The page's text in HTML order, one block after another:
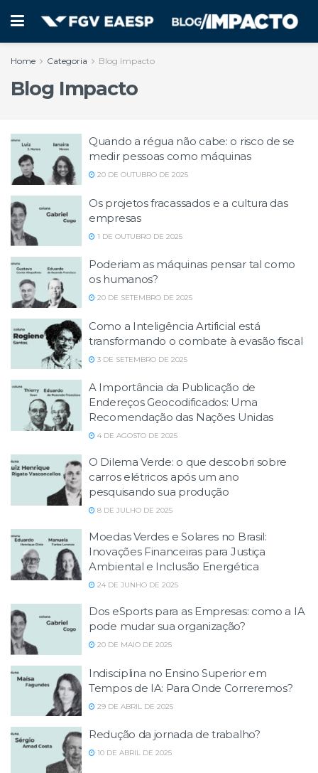
Home Categoria Blog Impacto
Blog Impacto
Quando a régua não cabe: o risco de se
medir pessoas como máquinas
20 DE OUTUBRO DE 2025
Os projetos fracassados e a cultura das
empresas
1 DE OUTUBRO DE 2025
Poderiam as máquinas pensar tal como
os humanos?
20 DE SETEMBRO DE 2025
Como a Inteligência Artificial está
transformando o combate à evasão fiscal
3 DE SETEMBRO DE 2025
A Importância da Publicação de
Endereços Geocodificados: Uma
Recomendação das Nações Unidas
4 DE AGOSTO DE 2025
O Dilema Verde: o que descobri sobre
carros elétricos após um ano
pesquisando sua produção
8 DE JULHO DE 2025
Moedas Verdes e Solares no Brasil:
Inovações Financeiras para Justiça
Ambiental e Inclusão Energética
24 DE JUNHO DE 2025
Dos eSports para as Empresas: como a IA
pode mudar sua organização?
20 DE MAIO DE 2025
Indisciplina no Ensino Superior em
Tempos de IA: Para Onde Correremos?
29 DE ABRIL DE 2025
Redução da jornada de trabalho?
10 DE ABRIL DE 2025